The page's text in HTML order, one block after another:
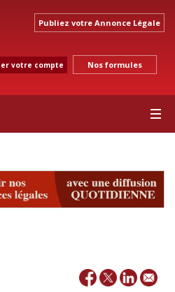
Publiez votre Annonce Légale
votre compte Nos formules